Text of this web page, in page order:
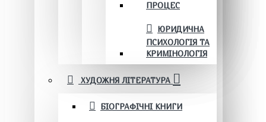
ПРОЦЕС
ЮРИДИЧНА
ПСИХОЛОГІЯ ТА
КРИМІНОЛОГІЯ
ХУДОЖНЯ ЛІТЕРАТУРА
БІОГРАФІЧНІ КНИГИ